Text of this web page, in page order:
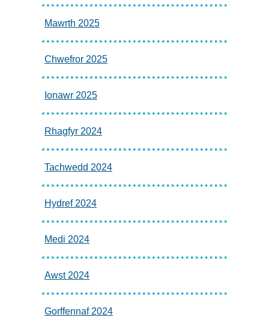
Mawrth 2025
Chwefror 2025
Ionawr 2025
Rhagfyr 2024
Tachwedd 2024
Hydref 2024
Medi 2024
Awst 2024
Gorffennaf 2024